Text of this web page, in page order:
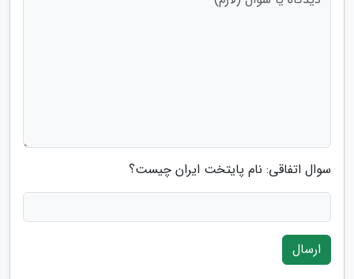
سوال اتفاقی: نام پایتخت ایران چیست؟
ارسال